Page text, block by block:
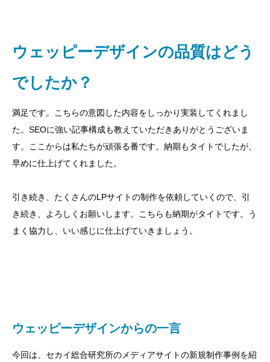
ウェッピーデザインの品質はどう
でしたか？
満足です。こちらの意図した内容をしっかり実装してくれまし
た。SEOに強い記事構成も教えていただきありがとうございま
す。ここからは私たちが頑張る番です。納期もタイトでしたが、
早めに仕上げてくれました。
引き続き、たくさんのLPサイトの制作を依頼していくので、引
き続き、よろしくお願いします。こちらも納期がタイトです。う
まく協力し、いい感じに仕上げていきましょう。
ウェッピーデザインからの一言
今回は、セカイ総合研究所のメディアサイトの新規制作事例を紹